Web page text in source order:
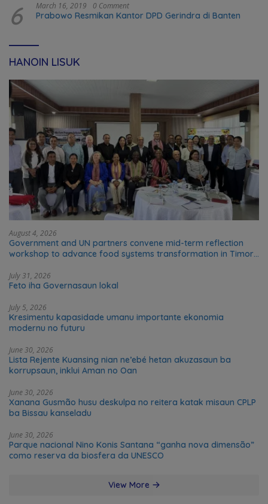
6 March 16, 2019 0 Comment
Prabowo Resmikan Kantor DPD Gerindra di Banten
HANOIN LISUK
August 4, 2026
Government and UN partners convene mid-term reflection
workshop to advance food systems transformation in Timor-
July 31, 2026
Feto iha Governasaun lokal
July 5, 2026
Kresimentu kapasidade umanu importante ekonomia
modernu no futuru
June 30, 2026
Lista Rejente Kuansing nian ne’ebé hetan akuzasaun ba
korrupsaun, inklui Aman no Oan
June 30, 2026
Xanana Gusmão husu deskulpa no reitera katak misaun CPLP
ba Bissau kanseladu
June 30, 2026
Parque nacional Nino Konis Santana “ganha nova dimensão”
como reserva da biosfera da UNESCO
View More